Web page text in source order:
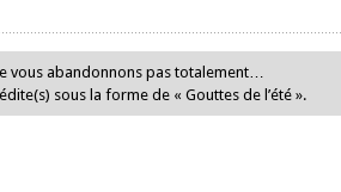
vous abandonnons pas totalement…
sous la forme de « Gouttes de l’été ».